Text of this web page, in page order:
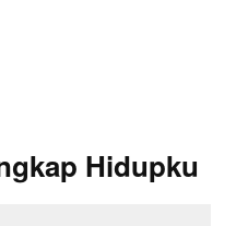
Hidupku